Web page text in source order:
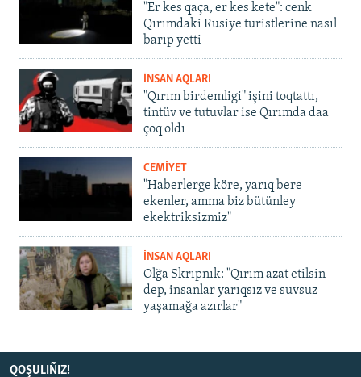
"Er kes qaça, er kes kete": cenk
Qırımdaki Rusiye turistlerine nasıl
barıp yetti
İNSAN AQLARI
"Qırım birdemligi" işini toqtattı,
tintüv ve tutuvlar ise Qırımda daa
çoq oldı
CEMİYET
"Haberlerge köre, yarıq bere
ekenler, amma biz bütünley
ekektriksizmiz"
İNSAN AQLARI
Olğa Skrıpnık: "Qırım azat etilsin
dep, insanlar yarıqsız ve suvsuz
yaşamağa azırlar"
QOŞULIÑIZ!